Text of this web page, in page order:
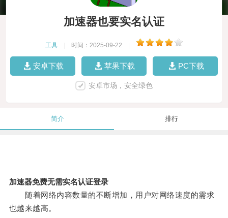
加速器也要实名认证
工具 时间：2025-09-22
安卓下载 苹果下载 PC下载
安卓市场，安全绿色
简介 排行
加速器免费无需实名认证登录
随着网络内容数量的不断增加，用户对网络速度的需求
也越来越高。